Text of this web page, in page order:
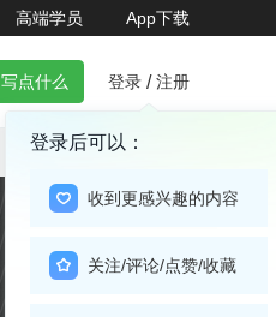
高端学员 App下载
写点什么 登录 / 注册
登录后可以：
收到更感兴趣的内容
关注/评论/点赞/收藏